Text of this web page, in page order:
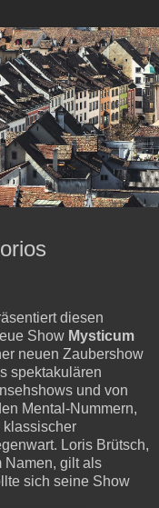
diesen
Show Mysticum
neuen Zaubershow
spektakulären
und von
Mental-Nummern,
klassischer
Loris Brütsch,
Namen, gilt als
sich seine Show